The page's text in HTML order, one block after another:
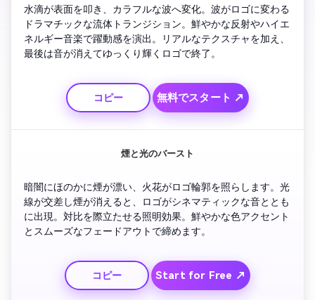
水滴が表面を叩き、カラフルな波へ変化。波がロゴに変わる
ドラマチックな流体トランジション。鮮やかな反射やハイエ
ネルギー音楽で躍動感を演出。リアルなテクスチャを加え、
最後は音が消えてゆっくり輝くロゴで終了。
コピー 無料でスタート ↗
煙と光のバースト
暗闇にほのかに煙が漂い、火花がロゴ輪郭を照らします。光
線が交差し煙が消えると、ロゴがシネマティックな音ととも
に出現。対比を際立たせる照明効果。鮮やかな色アクセント
とスムーズなフェードアウトで締めます。
コピー Start for Free ↗